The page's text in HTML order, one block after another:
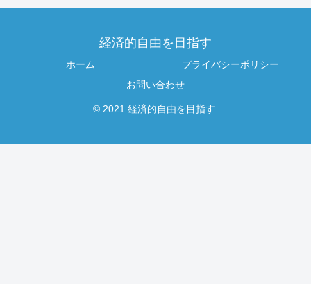
経済的自由を目指す
ホーム
プライバシーポリシー
お問い合わせ
© 2021 経済的自由を目指す.